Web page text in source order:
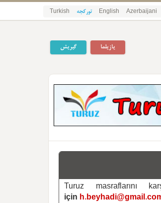
Azerbaijani
English تورکجه Turkish
گیریش یازیلما
Turuz masraflarını
için